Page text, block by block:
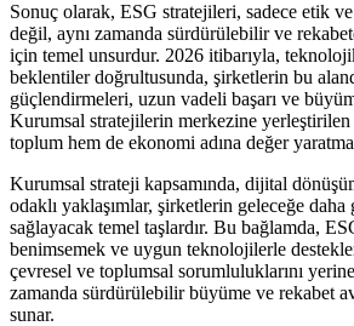
Sonuç olarak, ESG stratejileri, sadece etik
değil, aynı zamanda sürdürülebilir ve
için temel unsurdur. 2026 itibarıyla,
beklentiler doğrultusunda, şirketlerin bu
güçlendirmeleri, uzun vadeli başarı ve
Kurumsal stratejilerin merkezine
toplum hem de ekonomi adına değer
Kurumsal strateji kapsamında, dijital
odaklı yaklaşımlar, şirketlerin geleceğe
sağlayacak temel taşlardır. Bu bağlamda,
benimsemek ve uygun teknolojilerle
çevresel ve toplumsal sorumluluklarını
zamanda sürdürülebilir büyüme ve rekabet
sunar.